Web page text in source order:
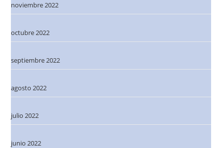
noviembre 2022
octubre 2022
septiembre 2022
agosto 2022
julio 2022
junio 2022